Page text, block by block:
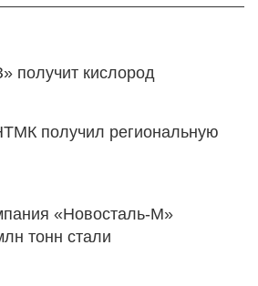
получит кислород
получил региональную
«Новосталь-М»
тонн стали